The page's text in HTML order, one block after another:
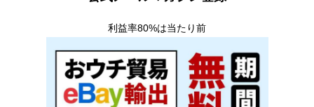
利益率80%は当たり前